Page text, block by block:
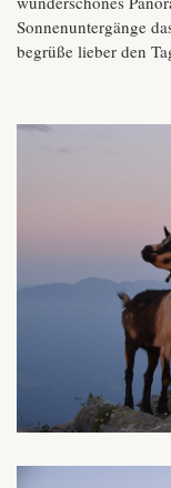
Sonnenuntergänge
begrüße lieber den